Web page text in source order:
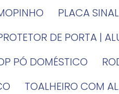
MOPINHO PLACA
PROTETOR DE PORTA |
PÓ DOMÉSTICO
TOALHEIRO COM